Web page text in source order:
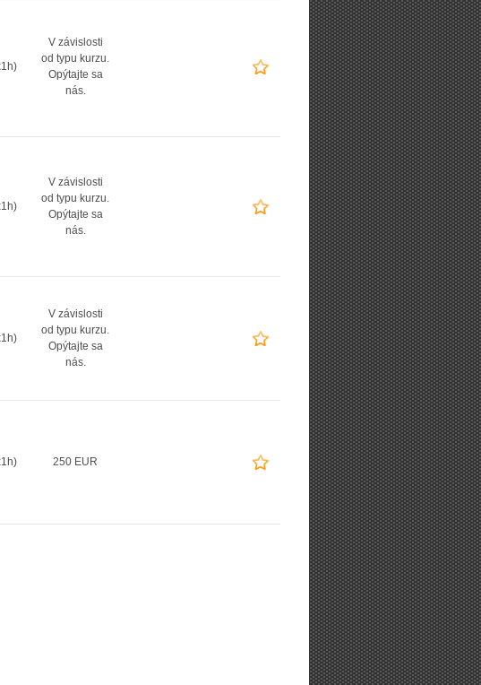
V závislosti
od typu kurzu.
Opýtajte sa
nás.
V závislosti
od typu kurzu.
Opýtajte sa
nás.
V závislosti
od typu kurzu.
Opýtajte sa
nás.
250 EUR